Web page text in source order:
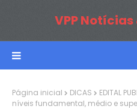
VPP
Página inicial DICAS
EDITAL
níveis fundamental, médio e